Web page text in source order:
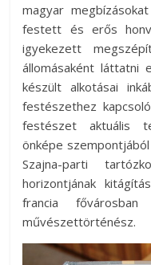
magyar
festett és erős
igyekezett
állomásaként láttatni
készült alkotásai
festészethez
festészet aktuális
önképe
Szajna-parti
horizontjának
francia
művészettörténész.